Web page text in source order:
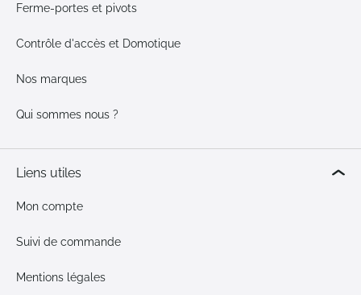
Ferme-portes et pivots
Contrôle d'accès et Domotique
Nos marques
Qui sommes nous ?
Liens utiles
Mon compte
Suivi de commande
Mentions légales